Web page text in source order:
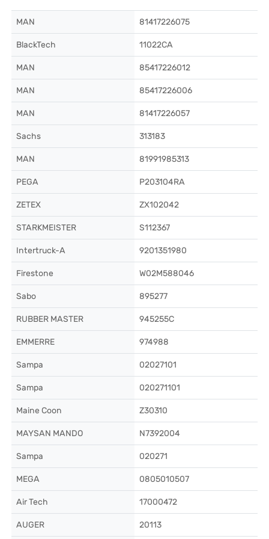
MAN 81417226075
BlackTech 11022CA
MAN 85417226012
MAN 85417226006
MAN 81417226057
Sachs 313183
MAN 81991985313
PEGA P203104RA
ZETEX ZX102042
STARKMEISTER S112367
Intertruck-A 9201351980
Firestone W02M588046
Sabo 895277
RUBBER MASTER 945255C
EMMERRE 974988
Sampa 02027101
Sampa 020271101
Maine Coon Z30310
MAYSAN MANDO N7392004
Sampa 020271
MEGA 0805010507
Air Tech 17000472
AUGER 20113